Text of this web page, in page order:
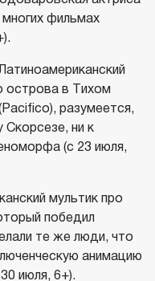
фильмах
острова в Тихом
разумеется,
Скорсезе, ни к
(с 23 июля,
мультик про
победил
те же люди, что
анимацию
июля, 6+).